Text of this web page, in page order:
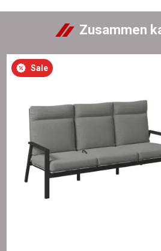
Zusammen
Sale